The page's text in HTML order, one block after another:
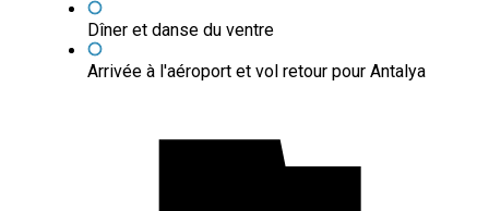
Dîner et danse du ventre
Arrivée à l'aéroport et vol retour pour Antalya